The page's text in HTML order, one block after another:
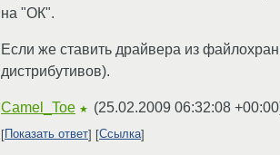
на "ОК".
Если же ставить драйвера из
дистрибутивов).
Camel_Toe ★ (25.02.2009 06:32:08 +00:00
Показать ответ Ссылка